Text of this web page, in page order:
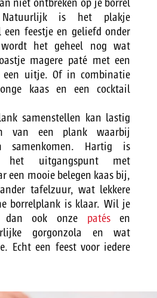
niet ontbreken op je borrel
is het plakje
feestje en geliefd onder
wordt het geheel nog wat
magere paté met een
een uitje. Of in combinatie
kaas en een cocktail
samenstellen kan lastig
van een plank waarbij
samenkomen. Hartig is
het uitgangspunt met
een mooie belegen kaas bij,
tafelzuur, wat lekkere
borrelplank is klaar. Wil je
dan ook onze patésen
gorgonzola en wat
Echt een feest voor iedere